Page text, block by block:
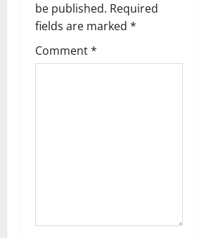
be published. Required
fields are marked *
Comment*